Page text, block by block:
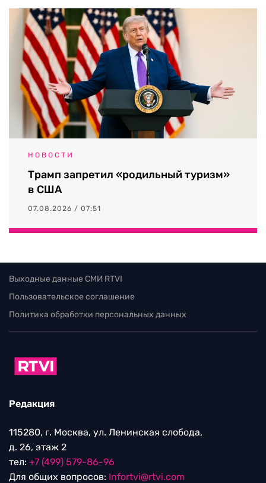
НОВОСТИ
Трамп запретил «родильный туризм»
в США
07.08.2026 / 07:51
Выходные данные СМИ RTVI
Пользовательское соглашение
Политика обработки персональных данных
Редакция
115280, г. Москва, ул. Ленинская слобода,
д. 26, этаж 2
тел: +7 (499) 579-86-96
Для общих вопросов: Infortvi@rtvi.com